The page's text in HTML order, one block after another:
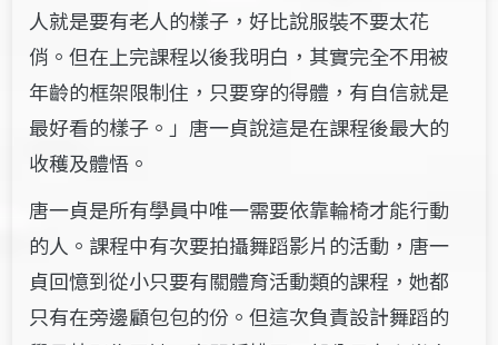
人就是要有老人的樣子，好比說服裝不要太花
俏。但在上完課程以後我明白，其實完全不用被
年齡的框架限制住，只要穿的得體，有自信就是
最好看的樣子。」唐一貞說這是在課程後最大的
收穫及體悟。
唐一貞是所有學員中唯一需要依靠輪椅才能行動
的人。課程中有次要拍攝舞蹈影片的活動，唐一
貞回憶到從小只要有關體育活動類的課程，她都
只有在旁邊顧包包的份。但這次負責設計舞蹈的